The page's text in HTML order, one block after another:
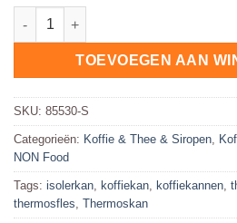
Isoleerkan Koffiekan Nice
TOEVOEGEN AAN
SKU: 85530-S
Categorieën: Koffie & Thee & Siropen
NON Food
Tags: isolerkan koffiekan koffiekannen
thermosfles Thermoskan